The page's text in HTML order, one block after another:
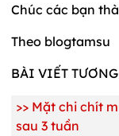
Chúc các bạn
Theo blogtamsu
BÀI VIẾT TƯƠNG
>> Mặt chi chít
sau 3 tuần